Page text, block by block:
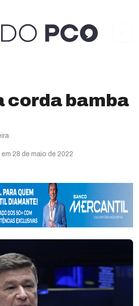
corda bamba
28 de maio de 2022